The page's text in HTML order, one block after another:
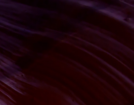
GRAFIKDESIGN